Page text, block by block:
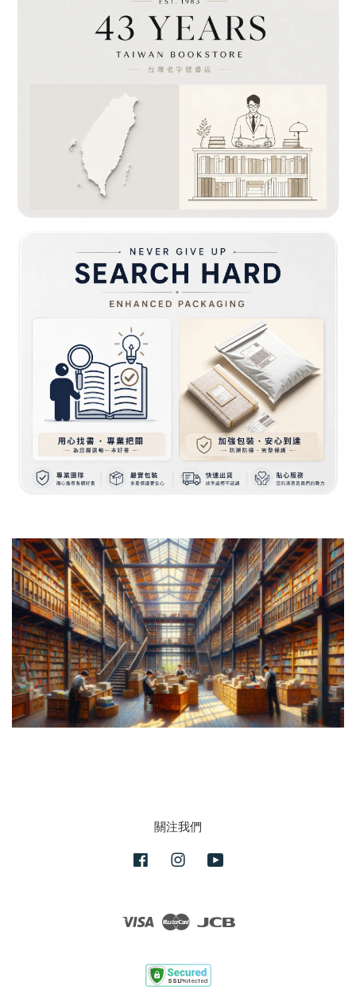
關注我們
FacebookInstagram
Visa Master JCB